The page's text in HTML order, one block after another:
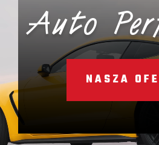
Auto
NASZA